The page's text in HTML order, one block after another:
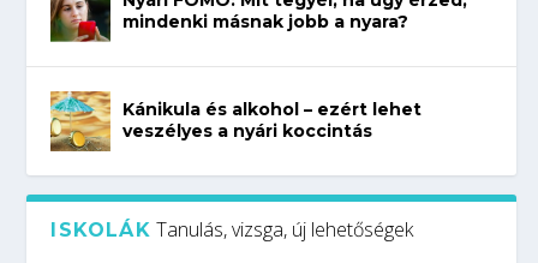
mindenki másnak jobb a nyara?
Kánikula és alkohol – ezért lehet
veszélyes a nyári koccintás
ISKOLÁK Tanulás, vizsga, új lehetőségek